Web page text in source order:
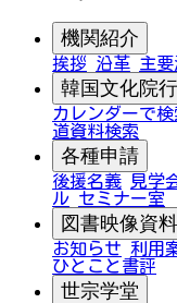
機関紹介
挨拶 沿革 主
韓国文化院
カレンダーで検
道資料検索
各種申請
後援名義 見学
ル セミナー室
図書映像資
お知らせ 利用
ひとこと書評
世宗学堂